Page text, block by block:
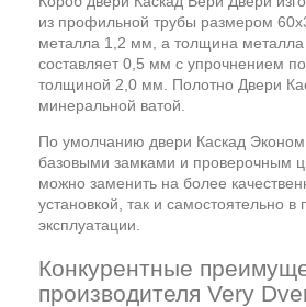
из профильной трубы размером
металла 1,2 мм, а толщина металла
составляет 0,5 мм с упрочнением
толщиной 2,0 мм. Полотно Двери
минеральной ватой.
По умолчанию двери Каскад Эконом
базовыми замками и проверочным
можно заменить на более
установкой, так и самостоятельно в
эксплуатации.
Конкурентные
производителя Very